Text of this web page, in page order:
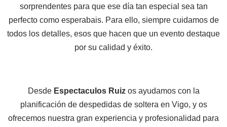
sorprendentes para que ese día tan especial sea tan
perfecto como esperabais. Para ello, siempre cuidamos de
todos los detalles, esos que hacen que un evento destaque
por su calidad y éxito.
Desde Espectaculos Ruiz os ayudamos con la
planificación de despedidas de soltera en Vigo, y os
ofrecemos nuestra gran experiencia y profesionalidad para